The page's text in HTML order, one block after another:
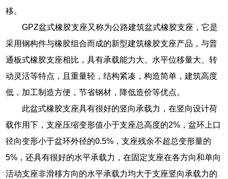
移。
GPZ盆式橡胶支座又称为公路建筑盆式橡胶支座，它是
采用钢构件与橡胶组合而成的新型建筑橡胶支座产品，与普
通板式橡胶支座相比，具有承载能力大、水平位移量大、转
动灵活等特点，且重量轻，结构紧凑，构造简单，建筑高度
低，加工制造方便，节省钢材，降低造价等优点。
此盆式橡胶支座具有很好的竖向承载力，在竖向设计荷
载作用下，支座压缩变形值小于支座总高度的2%，盆环上口
径向变形小于盆环外径的0.5%，支座残余不超总变形量的
5%，还具有很好的水平承载力，在固定支座在各方向和单向
活动支座非滑移方向的水平承载力均大于支座竖向承载力的